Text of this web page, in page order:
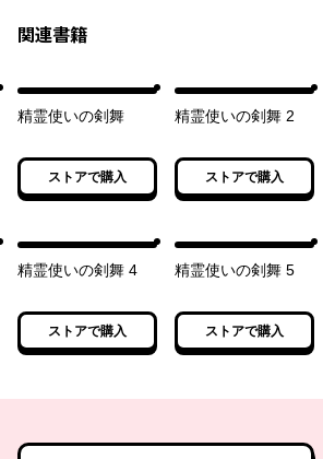
関連書籍
精霊使いの剣舞
ストアで購入
精霊使いの剣舞 2
ストアで購入
精霊使いの剣舞 4
ストアで購入
精霊使いの剣舞 5
ストアで購入